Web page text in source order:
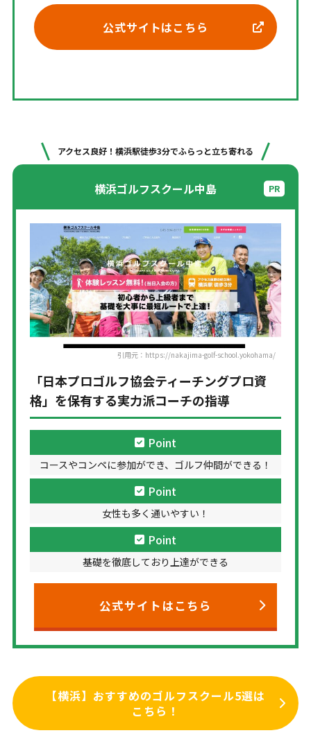
公式サイトはこちら
アクセス良好！横浜駅徒歩3分でふらっと立ち寄れる
横浜ゴルフスクール中島
引用元：https://nakajima-golf-school.yokohama/
「日本プロゴルフ協会ティーチングプロ資
格」を保有する実力派コーチの指導
Point
コースやコンペに参加ができ、ゴルフ仲間ができる！
Point
女性も多く通いやすい！
Point
基礎を徹底しており上達ができる
公式サイトはこちら
【横浜】おすすめのゴルフスクール5選は
こちら！